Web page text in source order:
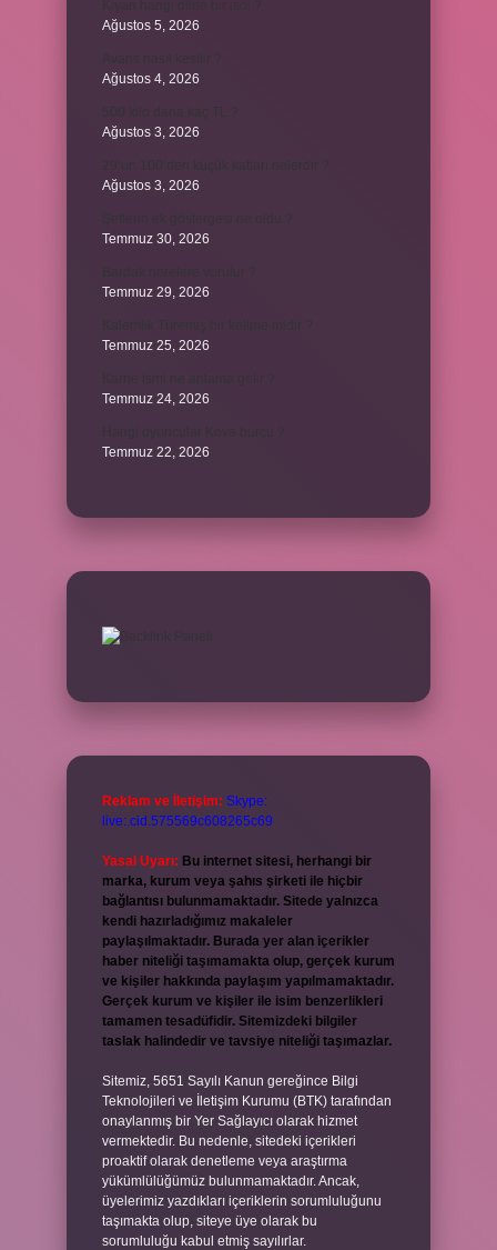
Ağustos 5, 2026
Ağustos 4, 2026
Ağustos 3, 2026
Ağustos 3, 2026
Temmuz 30, 2026
Temmuz 29, 2026
Temmuz 25, 2026
Temmuz 24, 2026
Temmuz 22, 2026
Reklam ve İletişim: Skype:
live:.cid.575569c608265c69
Yasal Uyarı: Bu internet sitesi, herhangi bir
marka, kurum veya şahıs şirketi ile hiçbir
bağlantısı bulunmamaktadır. Sitede yalnızca
kendi hazırladığımız makaleler
paylaşılmaktadır. Burada yer alan içerikler
haber niteliği taşımamakta olup, gerçek kurum
ve kişiler hakkında paylaşım yapılmamaktadır.
Gerçek kurum ve kişiler ile isim benzerlikleri
tamamen tesadüfidir. Sitemizdeki bilgiler
taslak halindedir ve tavsiye niteliği taşımazlar.
Sitemiz, 5651 Sayılı Kanun gereğince Bilgi
Teknolojileri ve İletişim Kurumu (BTK) tarafından
onaylanmış bir Yer Sağlayıcı olarak hizmet
vermektedir. Bu nedenle, sitedeki içerikleri
proaktif olarak denetleme veya araştırma
yükümlülüğümüz bulunmamaktadır. Ancak,
üyelerimiz yazdıkları içeriklerin sorumluluğunu
taşımakta olup, siteye üye olarak bu
sorumluluğu kabul etmiş sayılırlar.